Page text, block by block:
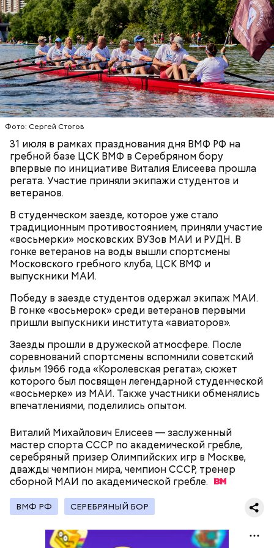
Фото: Сергей Стогов
31 июля в рамках празднования дня ВМФ РФ на
гребной базе ЦСК ВМФ в Серебряном бору
впервые по инициативе Виталия Елисеева прошла
регата. Участие приняли экипажи студентов и
ветеранов.
В студенческом заезде, которое уже стало
традиционным противостоянием, приняли участие
«восьмерки» московских ВУЗов МАИ и РУДН. В
гонке ветеранов на воды вышли спортсмены
Московского гребного клуба, ЦСК ВМФ и
выпускники МАИ.
Победу в заезде студентов одержал экипаж МАИ.
В гонке «восьмерок» среди ветеранов первыми
пришли выпускники института «авиаторов».
Заезды прошли в дружеской атмосфере. После
соревнований спортсмены вспомнили советский
фильм 1966 года «Королевская регата», сюжет
которого был посвящен легендарной студенческой
«восьмерке» из МАИ. Также участники обменялись
впечатлениями, поделились опытом.
Виталий Михайлович Елисеев — заслуженный
мастер спорта СССР по академической гребле,
серебряный призер Олимпийских игр в Москве,
дважды чемпион мира, чемпион СССР, тренер
сборной МАИ по академической гребле.
ВМФ РФ СЕРЕБРЯНЫЙ БОР
При встрече с шаровой молнией важно не
паниковать, подчеркнул Бычков:
нельзя ни в коем случае махать руками;
не стоит пытаться «поймать» молнию или
потрогать, особенно металлическими
— Может пробить заряд на человека. Нужно вести
себя очень осторожно, будто увидели дикого
зверя, затаиться, — добавил академик.
— Первые двое суток мы постоянно были на ногах.
Каждые два часа ездили делать замеры радиации.
Время от выезда до выезда — на отдых. Работа и
есть работа. Ее надо выполнять, — говорит он.
После получения предельно допустимой дозы
радиации Макеева вывели из 30-километровой
зоны отчуждения, где он до 3 мая проверял на
уровень радиационной зараженности
автотранспорт.
Одним из запоминающихся событий того периода
для Макеева стал футбольный матч между
киевским «Динамо» и мадридским «Атлетико»,
который состоялся 3 мая в Киеве. Полк Макеева жил
в палатках в лесу около Варовичей, в 12 километрах
от Припяти. А солдатам очень хотелось увидеть
трансляцию матча. Макеев поехал к секретарю
партийной организации колхоза и попросил
одолжить телевизор.
поездки, чтобы поклониться мощам Святителя
Николая, которые находятся в Италии. 19 декабря
отмечается Никола Зимний, а 22 мая Никола вешний
или летний. Этот день установлен в память об
обретении его мощей.
Молитва Николаю чудотворцу
скорбех скорый помощниче!